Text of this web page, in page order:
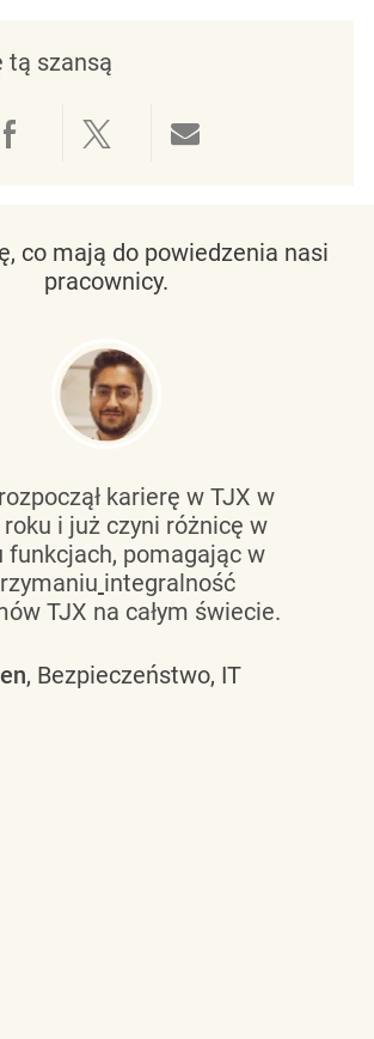
tą szansą
przez LinkedIn
Udostępnianie przez
Udostępnij przez
co mają do powiedzenia nasi
pracownicy.
karierę w TJX w
roku i już czyni różnicę w
funkcjach, pomagając w
integralność
TJX na całym świecie.
, Bezpieczeństwo, IT